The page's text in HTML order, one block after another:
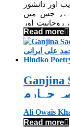
اور دانشور
ہے، جس میں
روحانیت اور
اسلوب میں
روایت کی
کے باطن کو
Read more
Ganjina
Read more